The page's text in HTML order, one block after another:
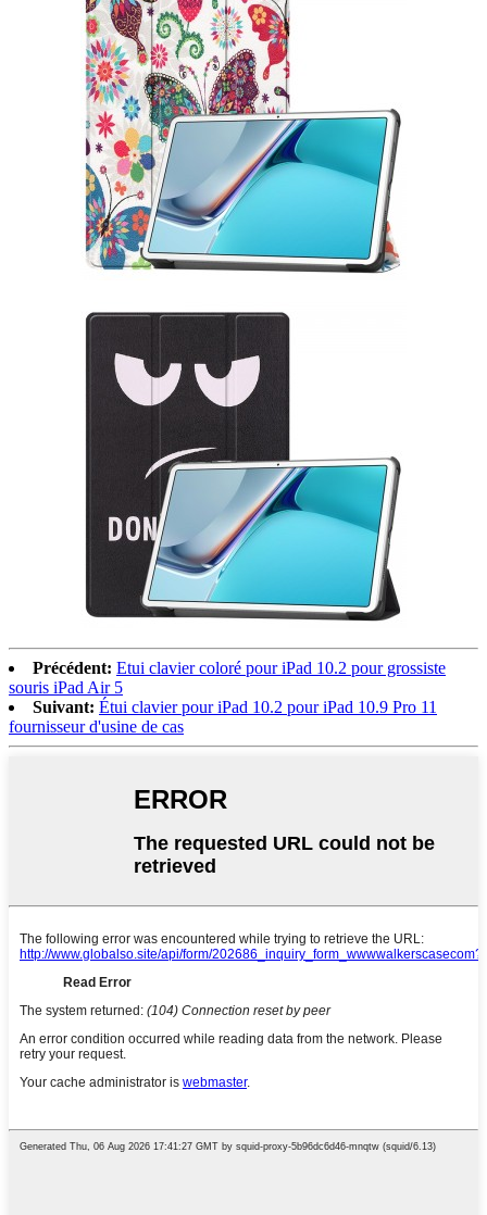
Précédent: Etui clavier coloré pour iPad 10.2 pour grossiste
souris iPad Air 5
Suivant: Étui clavier pour iPad 10.2 pour iPad 10.9 Pro 11
fournisseur d'usine de cas